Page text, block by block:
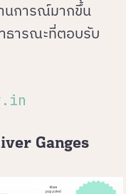
านการณ์มากขึ้น
ธารณะที่ตอบรับ
Ganges